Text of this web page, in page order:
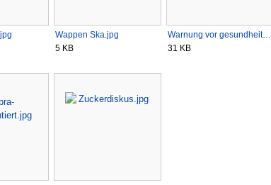
Wappen Ska.jpg
5 KB
Warnung vor gesundheit…
31 KB